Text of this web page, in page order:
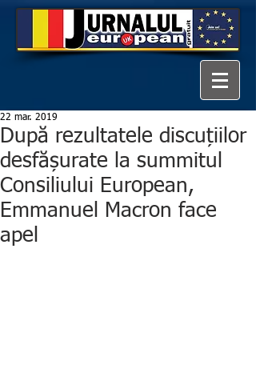
După rezultatele discuțiilor
desfășurate la summitul
Consiliului European,
Emmanuel Macron face
apel
22 mar. 2019